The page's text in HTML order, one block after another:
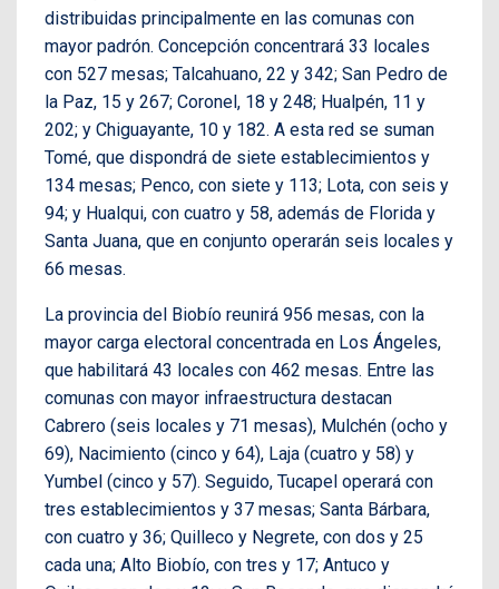
distribuidas principalmente en las comunas con
mayor padrón. Concepción concentrará 33 locales
con 527 mesas; Talcahuano, 22 y 342; San Pedro de
la Paz, 15 y 267; Coronel, 18 y 248; Hualpén, 11 y
202; y Chiguayante, 10 y 182. A esta red se suman
Tomé, que dispondrá de siete establecimientos y
134 mesas; Penco, con siete y 113; Lota, con seis y
94; y Hualqui, con cuatro y 58, además de Florida y
Santa Juana, que en conjunto operarán seis locales y
66 mesas.
La provincia del Biobío reunirá 956 mesas, con la
mayor carga electoral concentrada en Los Ángeles,
que habilitará 43 locales con 462 mesas. Entre las
comunas con mayor infraestructura destacan
Cabrero (seis locales y 71 mesas), Mulchén (ocho y
69), Nacimiento (cinco y 64), Laja (cuatro y 58) y
Yumbel (cinco y 57). Seguido, Tucapel operará con
tres establecimientos y 37 mesas; Santa Bárbara,
con cuatro y 36; Quilleco y Negrete, con dos y 25
cada una; Alto Biobío, con tres y 17; Antuco y